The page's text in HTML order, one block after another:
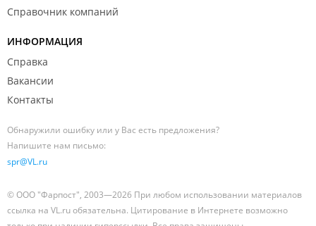
Справочник компаний
ИНФОРМАЦИЯ
Справка
Вакансии
Контакты
Обнаружили ошибку или у Вас есть предложения?
Напишите нам письмо:
spr@VL.ru
© ООО "Фарпост", 2003—2026 При любом использовании материалов
ссылка на VL.ru обязательна. Цитирование в Интернете возможно